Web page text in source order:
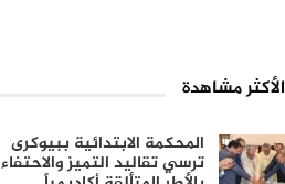
الأكثر مشاهدة
المحكمة الابتدائية ببيوكرى
ترسي تقاليد التميز والاحتفاء